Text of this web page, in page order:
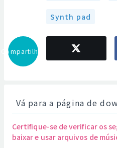
Synth pad
Compartilhar
Vá para a página de
Certifique-se de verificar os
baixar e usar arquivos de